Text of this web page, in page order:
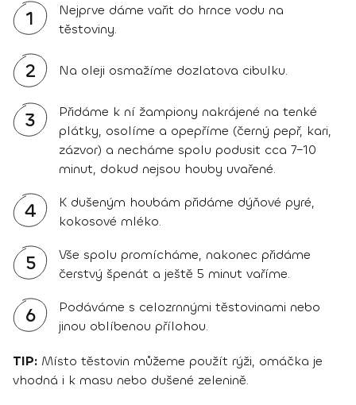
1
Nejprve dáme vařit do hrnce vodu na
těstoviny.
2 Na oleji osmažíme dozlatova cibulku.
3
Přidáme k ní žampiony nakrájené na tenké
plátky, osolíme a opepříme (černý pepř, kari,
zázvor) a necháme spolu podusit cca 7–10
minut, dokud nejsou houby uvařené.
4
K dušeným houbám přidáme dýňové pyré,
kokosové mléko.
5
Vše spolu promícháme, nakonec přidáme
čerstvý špenát a ještě 5 minut vaříme.
6
Podáváme s celozrnnými těstovinami nebo
jinou oblíbenou přílohou.
TIP: Místo těstovin můžeme použít rýži, omáčka je
vhodná i k masu nebo dušené zelenině.